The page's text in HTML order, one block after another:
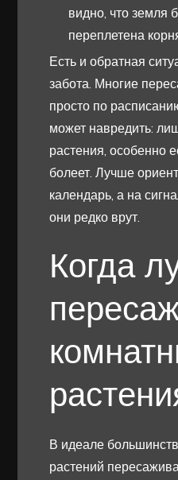
видно, что земля
переплетена
Есть и обратная
забота. Многие
просто по
может навредить:
растения, особенно
болеет. Лучше
календарь, а на
они редко врут.
Когда
В идеале
растений